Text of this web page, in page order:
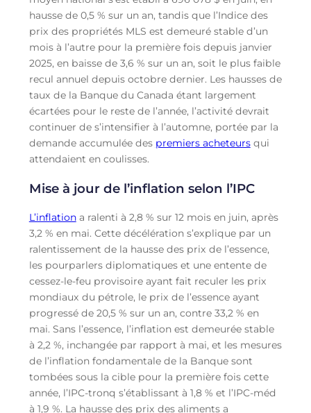
hausse de 0,5 % sur un an, tandis que l’Indice des
prix des propriétés MLS est demeuré stable d’un
mois à l’autre pour la première fois depuis janvier
2025, en baisse de 3,6 % sur un an, soit le plus faible
recul annuel depuis octobre dernier. Les hausses de
taux de la Banque du Canada étant largement
écartées pour le reste de l’année, l’activité devrait
continuer de s’intensifier à l’automne, portée par la
demande accumulée des premiers acheteursqui
attendaient en coulisses.
Mise à jour de l’inflation selon l’IPC
L’inflationa ralenti à 2,8 % sur 12 mois en juin, après
3,2 % en mai. Cette décélération s’explique par un
ralentissement de la hausse des prix de l’essence,
les pourparlers diplomatiques et une entente de
cessez-le-feu provisoire ayant fait reculer les prix
mondiaux du pétrole, le prix de l’essence ayant
progressé de 20,5 % sur un an, contre 33,2 % en
mai. Sans l’essence, l’inflation est demeurée stable
à 2,2 %, inchangée par rapport à mai, et les mesures
de l’inflation fondamentale de la Banque sont
tombées sous la cible pour la première fois cette
année, l’IPC-tronq s’établissant à 1,8 % et l’IPC-méd
à 1,9 %. La hausse des prix des aliments a